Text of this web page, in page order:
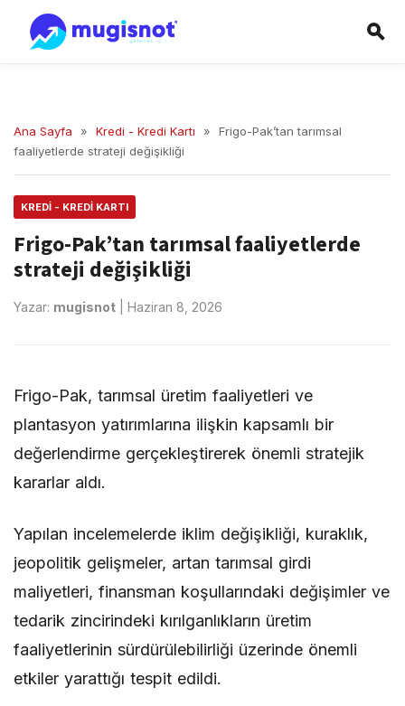
Ana Sayfa » Kredi - Kredi Kartı »
Frigo-Pak’tan tarımsal
faaliyetlerde strateji değişikliği
KREDI - KREDI KARTI
Frigo-Pak’tan tarımsal faaliyetlerde
strateji değişikliği
Yazar: mugisnot Haziran 8, 2026
Frigo-Pak, tarımsal üretim faaliyetleri ve
plantasyon yatırımlarına ilişkin kapsamlı bir
değerlendirme gerçekleştirerek önemli stratejik
kararlar aldı.
Yapılan incelemelerde iklim değişikliği, kuraklık,
jeopolitik gelişmeler, artan tarımsal girdi
maliyetleri, finansman koşullarındaki değişimler ve
tedarik zincirindeki kırılganlıkların üretim
faaliyetlerinin sürdürülebilirliği üzerinde önemli
etkiler yarattığı tespit edildi.